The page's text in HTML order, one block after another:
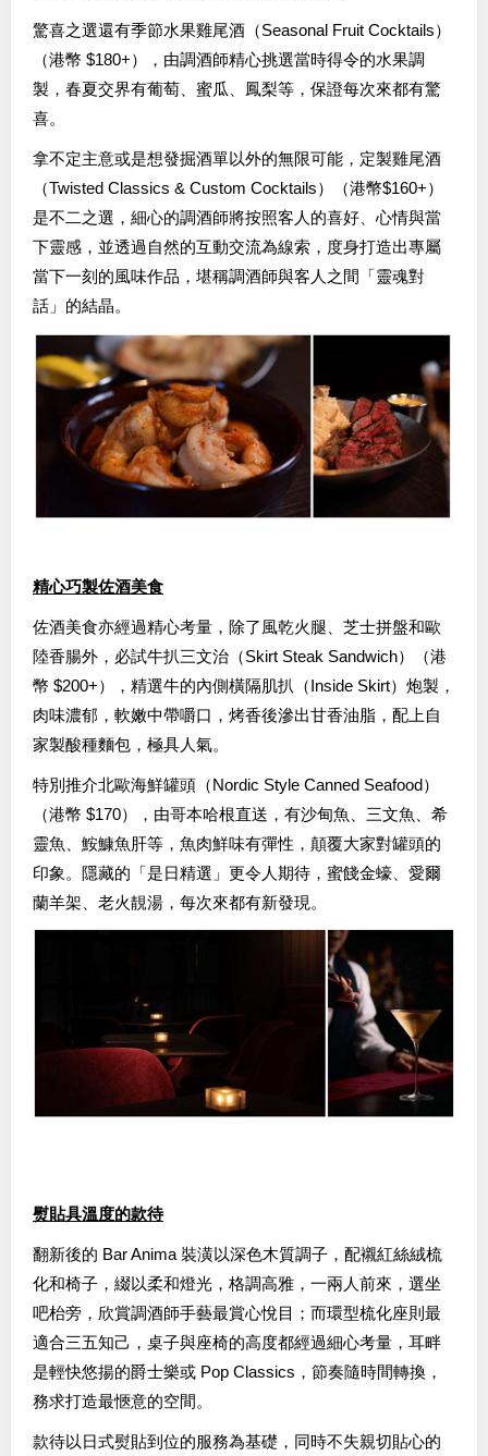
驚喜之選還有季節水果雞尾酒（Seasonal Fruit Cocktails）
（港幣 $180+），由調酒師精心挑選當時得令的水果調
製，春夏交界有葡萄、蜜瓜、鳳梨等，保證每次來都有驚
喜。
拿不定主意或是想發掘酒單以外的無限可能，定製雞尾酒
（Twisted Classics & Custom Cocktails）（港幣$160+）
是不二之選，細心的調酒師將按照客人的喜好、心情與當
下靈感，並透過自然的互動交流為線索，度身打造出專屬
當下一刻的風味作品，堪稱調酒師與客人之間「靈魂對
話」的結晶。
精心巧製佐酒美食
佐酒美食亦經過精心考量，除了風乾火腿、芝士拼盤和歐
陸香腸外，必試牛扒三文治（Skirt Steak Sandwich）（港
幣 $200+），精選牛的內側橫隔肌扒（Inside Skirt）炮製，
肉味濃郁，軟嫩中帶嚼口，烤香後滲出甘香油脂，配上自
家製酸種麵包，極具人氣。
特別推介北歐海鮮罐頭（Nordic Style Canned Seafood）
（港幣 $170），由哥本哈根直送，有沙甸魚、三文魚、希
靈魚、鮟鱇魚肝等，魚肉鮮味有彈性，顛覆大家對罐頭的
印象。隱藏的「是日精選」更令人期待，蜜餞金蠔、愛爾
蘭羊架、老火靚湯，每次來都有新發現。
熨貼具溫度的款待
翻新後的 Bar Anima 裝潢以深色木質調子，配襯紅絲絨梳
化和椅子，綴以柔和燈光，格調高雅，一兩人前來，選坐
吧枱旁，欣賞調酒師手藝最賞心悅目；而環型梳化座則最
適合三五知己，桌子與座椅的高度都經過細心考量，耳畔
是輕快悠揚的爵士樂或 Pop Classics，節奏隨時間轉換，
務求打造最愜意的空間。
款待以日式熨貼到位的服務為基礎，同時不失親切貼心的